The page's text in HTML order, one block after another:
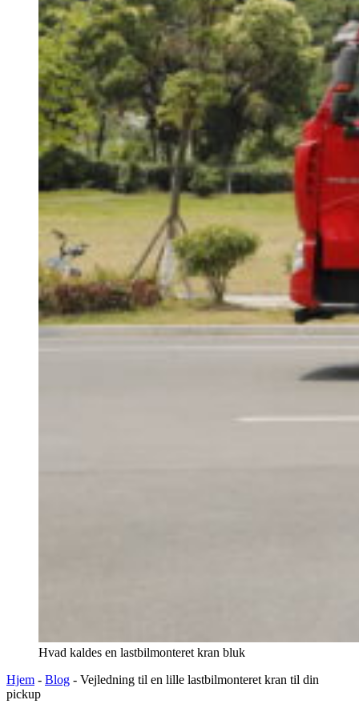
Hvad kaldes en lastbilmonteret kran bluk
Hjem - Blog - Vejledning til en lille lastbilmonteret kran til din
pickup